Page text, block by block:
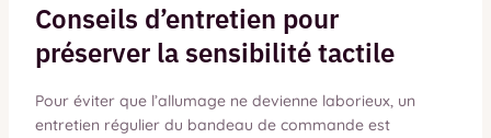
Conseils d’entretien pour
préserver la sensibilité tactile
Pour éviter que l’allumage ne devienne laborieux, un
entretien régulier du bandeau de commande est